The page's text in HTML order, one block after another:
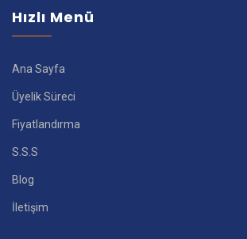
Hızlı Menü
Ana Sayfa
Üyelik Süreci
Fiyatlandırma
S.S.S
Blog
İletişim